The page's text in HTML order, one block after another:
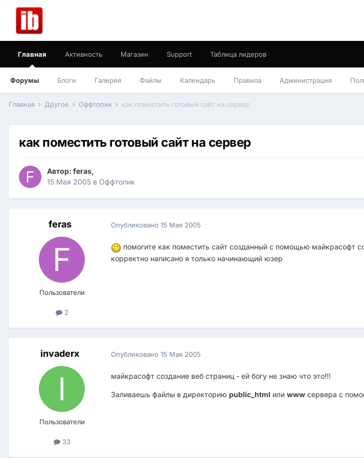
Главная
Форумы Блоги Галерея Файлы Календарь Правила Администрация
Активность Магазин Support Таблица лидеров
Главная Другое Оффтопик как поместить готовый сайт на сервер
как поместить готовый сайт на сервер
Автор: feras,
15 Мая 2005 в Оффтопик
feras
Пользователи
2
Опубликовано 15 Мая 2005
помогите как поместить сайт созданный с помощью майкрасофт
корректно написано я только начинающий юзер
invaderx
Пользователи
33
Опубликовано 15 Мая 2005
майкрасофт создание веб страниц - ей богу не знаю что это!!!
Заливаешь файлы в директорию public_html или www сервера с